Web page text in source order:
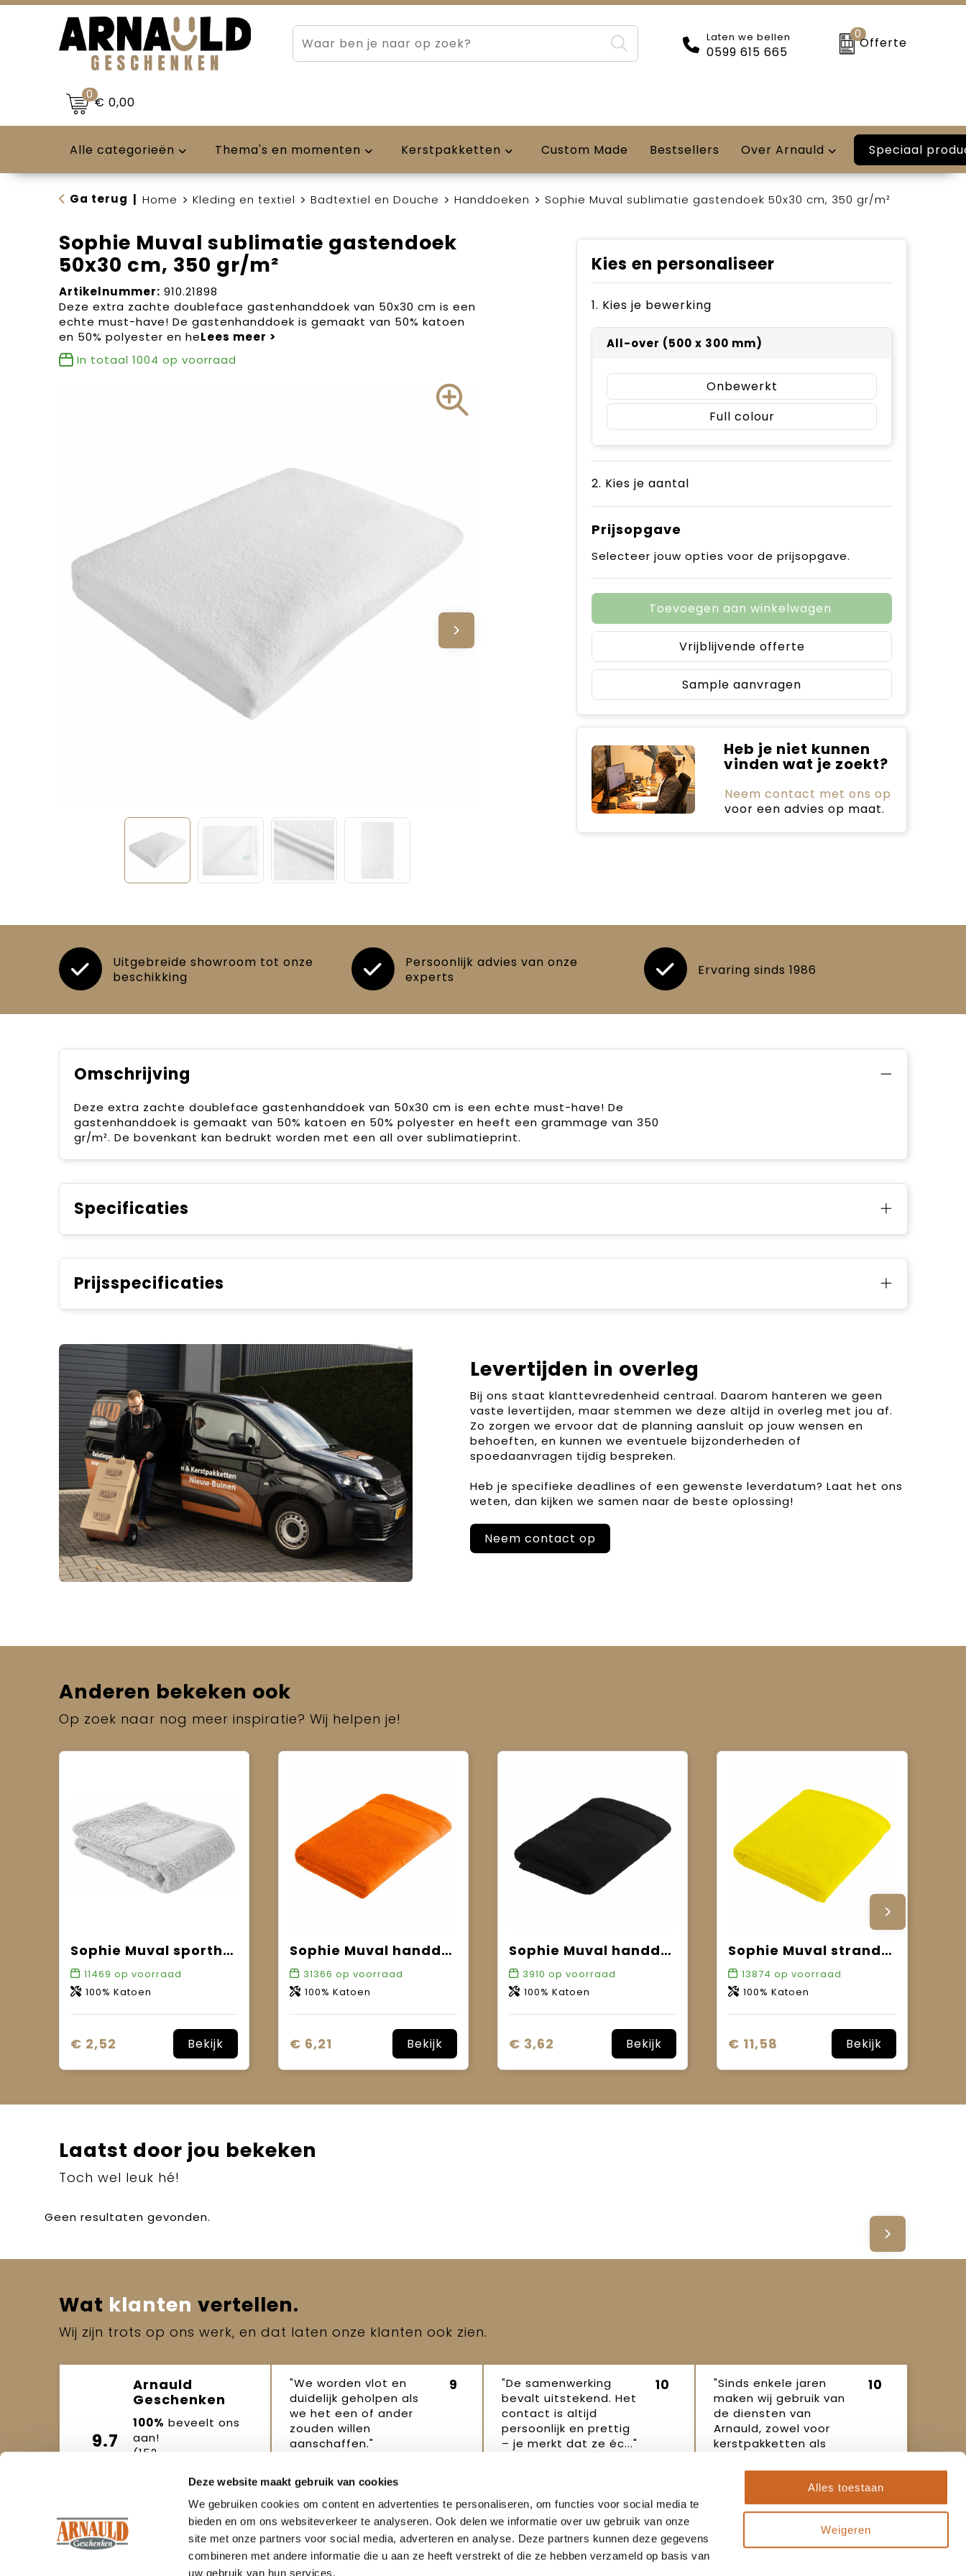
Deze website maakt gebruik van cookies
We gebruiken cookies om content en advertenties te personaliseren, om functies voor social media te
bieden en om ons websiteverkeer te analyseren. Ook delen we informatie over uw gebruik van onze
site met onze partners voor social media, adverteren en analyse. Deze partners kunnen deze gegevens
combineren met andere informatie die u aan ze heeft verstrekt of die ze hebben verzameld op basis van
uw gebruik van hun services.
Alles toestaan
Weigeren
Laten we bellen
0599 615 665
0
Offerte
0€ 0,00
Alle categorieën Thema's en momenten Kerstpakketten Custom Made Bestsellers Over Arnauld Speciaal
Ga terug Home Kleding en textiel Badtextiel en Douche Handdoeken Sophie Muval sublimatie gastendoek 50x30 cm, 350 gr/m²
Sophie Muval sublimatie gastendoek
50x30 cm, 350 gr/m²
Artikelnummer: 910.21898
Deze extra zachte doubleface gastenhanddoek van 50x30 cm is een
echte must-have! De gastenhanddoek is gemaakt van 50% katoen
en 50% polyester en he
In totaal 1004 op voorraad
Kies en personaliseer
1. Kies je bewerking
All-over (500 x 300 mm)
Onbewerkt
Full colour
2. Kies je aantal
Prijsopgave
Selecteer jouw opties voor de prijsopgave.
Toevoegen aan winkelwagen
Vrijblijvende offerte
Sample aanvragen
Heb je niet kunnen
vinden wat je zoekt?
Neem contact met ons op
voor een advies op maat.
Uitgebreide showroom tot onze
beschikking
Persoonlijk advies van onze
experts
Ervaring sinds 1986
Omschrijving
Deze extra zachte doubleface gastenhanddoek van 50x30 cm is een echte must-have! De
gastenhanddoek is gemaakt van 50% katoen en 50% polyester en heeft een grammage van 350
gr/m². De bovenkant kan bedrukt worden met een all over sublimatieprint.
Specificaties
Prijsspecificaties
Levertijden in overleg
Bij ons staat klanttevredenheid centraal. Daarom hanteren we geen
vaste levertijden, maar stemmen we deze altijd in overleg met jou af.
Zo zorgen we ervoor dat de planning aansluit op jouw wensen en
behoeften, en kunnen we eventuele bijzonderheden of
spoedaanvragen tijdig bespreken.
Heb je specifieke deadlines of een gewenste leverdatum? Laat het ons
weten, dan kijken we samen naar de beste oplossing!
Neem contact op
Anderen bekeken ook
Op zoek naar nog meer inspiratie? Wij helpen je!
Sophie Muval sporthanddoek 130x30 cm, 450 gr/m²
11469 op voorraad
100% Katoen
€ 2,52 Bekijk
Sophie Muval handdoek 140x70 cm, 450 gr/m²
31366 op voorraad
100% Katoen
€ 6,21 Bekijk
Sophie Muval handdoek 100x50 cm, 520 gr/m²
3910 op voorraad
100% Katoen
€ 3,62 Bekijk
Sophie Muval strandhanddoek 180x100 cm, 450 gr/m²
13874 op voorraad
100% Katoen
€ 11,58 Bekijk
Laatst door jou bekeken
Toch wel leuk hé!
Geen resultaten gevonden.
Wat klanten vertellen.
Wij zijn trots op ons werk, en dat laten onze klanten ook zien.
9.7
Arnauld
Geschenken
100% beveelt ons
aan!
(152
Beoordeel ons
"We worden vlot en
duidelijk geholpen als
we het een of ander
zouden willen
aanschaffen."
9
Joop Robertus
oktober 2025
"De samenwerking
bevalt uitstekend. Het
contact is altijd
persoonlijk en prettig
– je merkt dat ze éc..."
10
"Sinds enkele jaren
maken wij gebruik van
de diensten van
Arnauld, zowel voor
kerstpakketten als
10
16 oktober